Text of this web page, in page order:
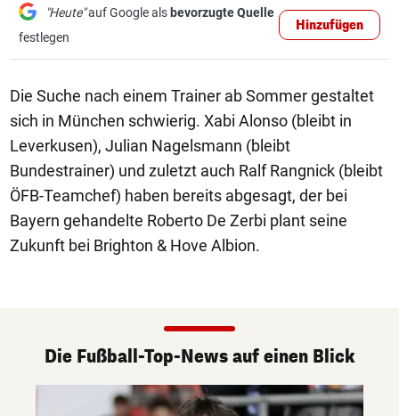
"Heute"auf Google als bevorzugte Quelle
festlegen
Hinzufügen
Die Suche nach einem Trainer ab Sommer gestaltet
sich in München schwierig. Xabi Alonso (bleibt in
Leverkusen), Julian Nagelsmann (bleibt
Bundestrainer) und zuletzt auch Ralf Rangnick (bleibt
ÖFB-Teamchef) haben bereits abgesagt, der bei
Bayern gehandelte Roberto De Zerbi plant seine
Zukunft bei Brighton & Hove Albion.
Die Fußball-Top-News auf einen Blick